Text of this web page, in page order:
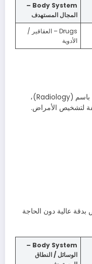
Body System –
المجال المستهدف
Drugs – العقاقير /
الأدوية
يُعرف تخصص الأشعة في اللغة الانجليزية باسم (Radiology)،
لتشخيص الأمراض.
عالية دون الحاجة
Body System –
الوسائل / النطاق